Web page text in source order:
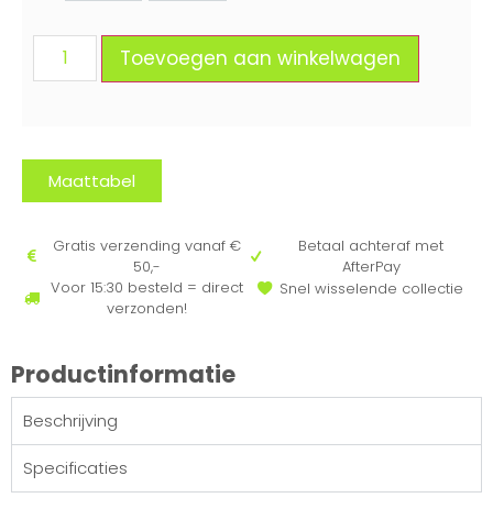
Toevoegen aan winkelwagen
Maattabel
Gratis verzending vanaf €
50,-
Voor 15:30 besteld = direct
verzonden!
Betaal achteraf met
AfterPay
Snel wisselende collectie
Productinformatie
Beschrijving
Specificaties